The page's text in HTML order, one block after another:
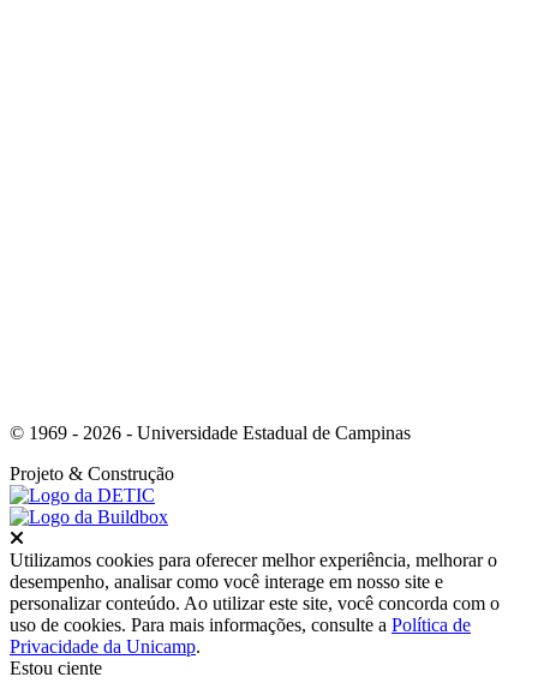
© 1969 - 2026 - Universidade Estadual de Campinas
Projeto & Construção
Utilizamos cookies para oferecer melhor experiência, melhorar o
desempenho, analisar como você interage em nosso site e
personalizar conteúdo. Ao utilizar este site, você concorda com o
uso de cookies. Para mais informações, consulte a Política de
Privacidade da Unicamp.
Estou ciente